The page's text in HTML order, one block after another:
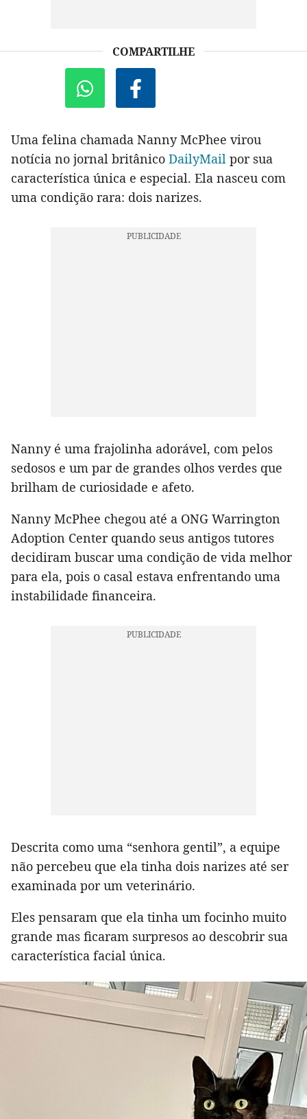
COMPARTILHE
Uma felina chamada Nanny McPhee virou
notícia no jornal britânico DailyMail por sua
característica única e especial. Ela nasceu com
uma condição rara: dois narizes.
Nanny é uma frajolinha adorável, com pelos
sedosos e um par de grandes olhos verdes que
brilham de curiosidade e afeto.
Nanny McPhee chegou até a ONG Warrington
Adoption Center quando seus antigos tutores
decidiram buscar uma condição de vida melhor
para ela, pois o casal estava enfrentando uma
instabilidade financeira.
Descrita como uma “senhora gentil”, a equipe
não percebeu que ela tinha dois narizes até ser
examinada por um veterinário.
Eles pensaram que ela tinha um focinho muito
grande mas ficaram surpresos ao descobrir sua
característica facial única.